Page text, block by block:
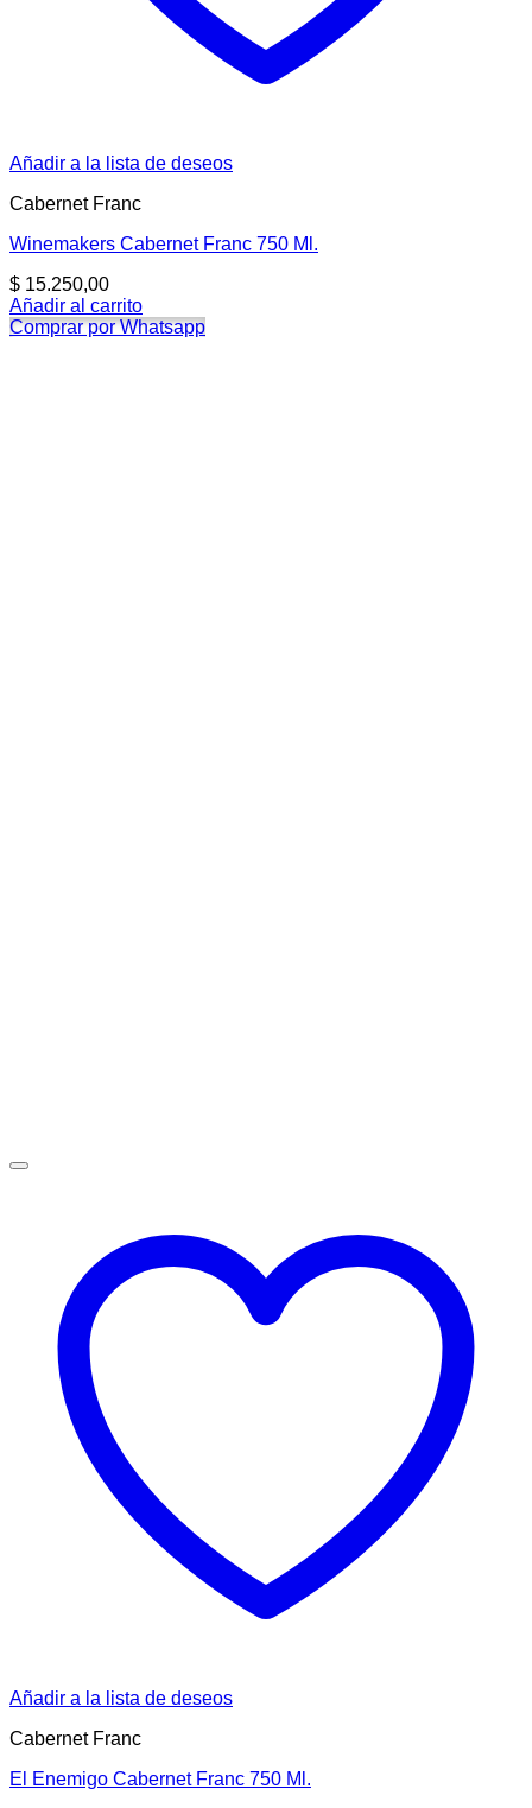
Añadir a la lista de deseos
Cabernet Franc
Winemakers Cabernet Franc 750 Ml.
$ 15.250,00
Añadir al carrito
Comprar por Whatsapp
Añadir a la lista de deseos
Cabernet Franc
El Enemigo Cabernet Franc 750 Ml.